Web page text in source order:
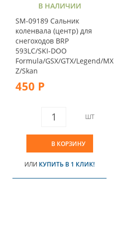
В НАЛИЧИИ
SM-09189 Сальник
коленвала (центр) для
снегоходов BRP
593LC/SKI-DOO
Formula/GSX/GTX/Legend/MX
Z/Skan
450 Р
ШТ
В КОРЗИНУ
ИЛИ КУПИТЬ В 1 КЛИК!